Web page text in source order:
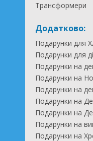
Трансформери
Додатково:
Подарунки для
Подарунки для
Подарунки на
Подарунки на
Подарунки на
Подарунки на
Подарунки на
Подарунки на
Подарунки на